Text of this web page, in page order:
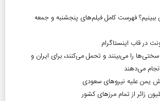
فهرست کامل فیلم‌های پنجشنبه و جمعه
در قاب اینستاگرام
را می‌بینند و تحمل می‌کنند، برای ایران و
می‌دهند
یمن علیه نیروهای سعودی